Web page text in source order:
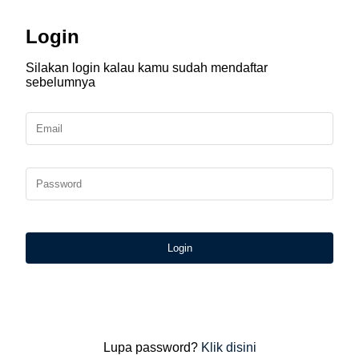
Login
Silakan login kalau kamu sudah mendaftar
sebelumnya
Login
Lupa password? Klik disini